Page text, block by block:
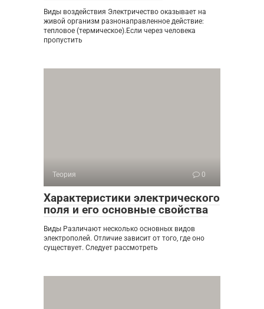
Виды воздействия Электричество оказывает на
живой организм разнонаправленное действие:
тепловое (термическое).Если через человека
пропустить
Теория 0
Характеристики электрического
поля и его основные свойства
Виды Различают несколько основных видов
электрополей. Отличие зависит от того, где оно
существует. Следует рассмотреть